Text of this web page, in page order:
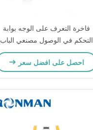
فاخرة التعرف على الوجه بوابة
التحكم في الوصول مصنعي الباب
الدوار مع وظيفة الإنذار
احصل على افضل سعر